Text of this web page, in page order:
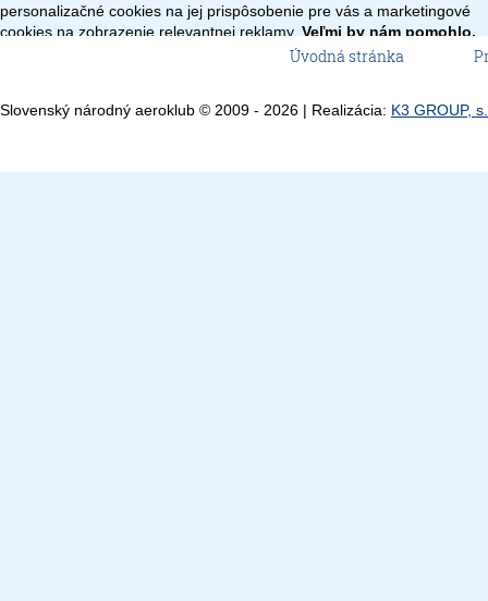
Úvodná stránka
Slovenský národný aeroklub © 2009 - 2026 | Realizácia: K3 GROUP,
personalizačné cookies na jej prispôsobenie pre vás a marketingové
cookies na zobrazenie relevantnej reklamy. Veľmi by nám pomohlo,
keby sme mohli používať všetky tieto cookies.